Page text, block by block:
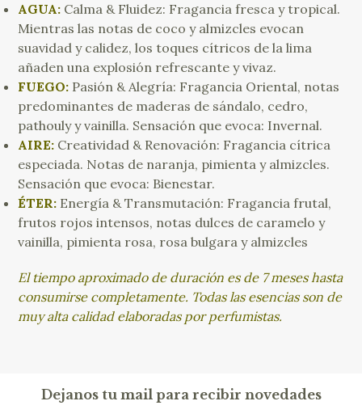
AGUA: Calma & Fluidez: Fragancia fresca y tropical.
Mientras las notas de coco y almizcles evocan
suavidad y calidez, los toques cítricos de la lima
añaden una explosión refrescante y vivaz.
FUEGO: Pasión & Alegría: Fragancia Oriental, notas
predominantes de maderas de sándalo, cedro,
pathouly y vainilla. Sensación que evoca: Invernal.
AIRE: Creatividad & Renovación: Fragancia cítrica
especiada. Notas de naranja, pimienta y almizcles.
Sensación que evoca: Bienestar.
ÉTER: Energía & Transmutación: Fragancia frutal,
frutos rojos intensos, notas dulces de caramelo y
vainilla, pimienta rosa, rosa bulgara y almizcles
El tiempo aproximado de duración es de 7 meses hasta
consumirse completamente. Todas las esencias son de
muy alta calidad elaboradas por perfumistas.
Dejanos tu mail para recibir novedades